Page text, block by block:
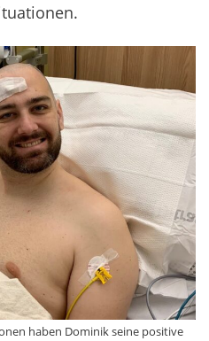
haben Dominik seine positive